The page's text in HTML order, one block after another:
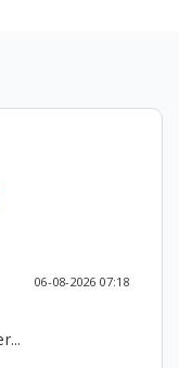
06-08-2026 07:18